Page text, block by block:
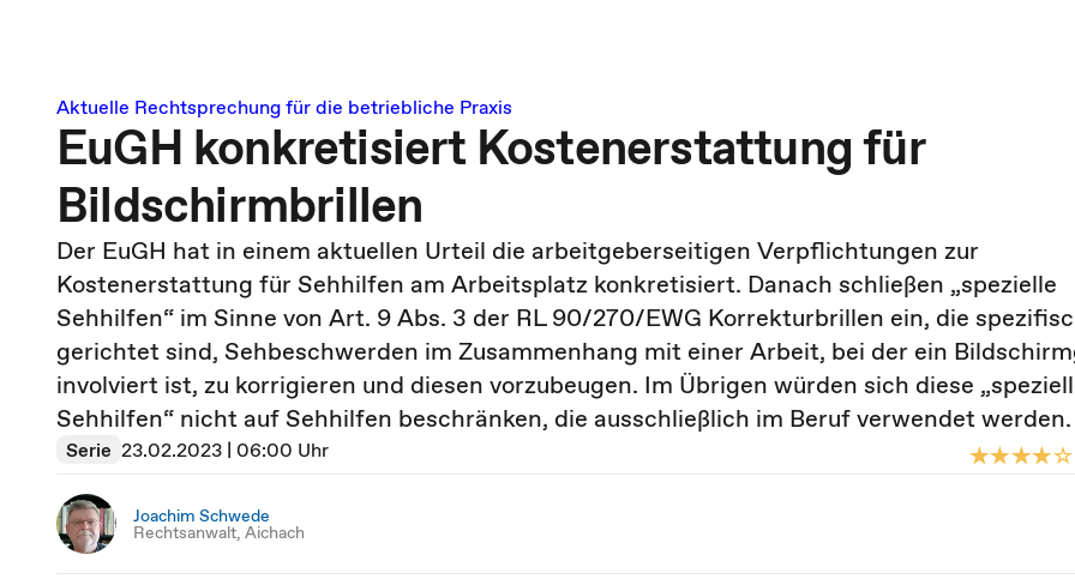
Aktuelle Rechtsprechung für die betriebliche Praxis
EuGH konkretisiert Kostenerstattung für
Bildschirmbrillen
Der EuGH hat in einem aktuellen Urteil die arbeitgeberseitigen Verpflichtungen zur
Kostenerstattung für Sehhilfen am Arbeitsplatz konkretisiert. Danach schließen „spezielle
Sehhilfen“ im Sinne von Art. 9 Abs. 3 der RL 90/270/EWG Korrekturbrillen ein, die
gerichtet sind, Sehbeschwerden im Zusammenhang mit einer Arbeit, bei der ein
involviert ist, zu korrigieren und diesen vorzubeugen. Im Übrigen würden sich diese
Sehhilfen“ nicht auf Sehhilfen beschränken, die ausschließlich im Beruf verwendet werden.
Serie 23.02.2023 | 06:00 Uhr
Joachim Schwede
Rechtsanwalt, Aichach